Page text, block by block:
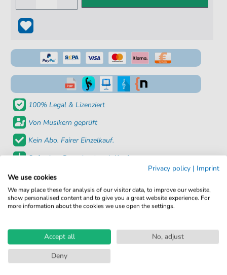
100% Legal & Lizenziert
Von Musikern geprüft
Kein Abo. Fairer Einzelkauf.
Sofortiger Download nach Kauf
Details
Produktnummer:
4251133773590 pdf
Instrumente:
Gesang,Klavier
Genre:
Privacy policy | Imprint
We use cookies
We may place these for analysis of our visitor data, to improve our website,
show personalised content and to give you a great website experience. For
more information about the cookies we use open the settings.
Accept all
No, adjust
Deny